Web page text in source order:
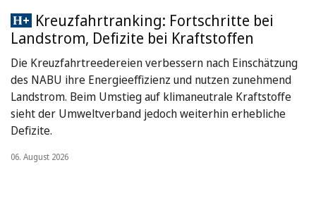
Kreuzfahrtranking: Fortschritte bei
Landstrom, Defizite bei Kraftstoffen
Die Kreuzfahrtreedereien verbessern nach Einschätzung
des NABU ihre Energieeffizienz und nutzen zunehmend
Landstrom. Beim Umstieg auf klimaneutrale Kraftstoffe
sieht der Umweltverband jedoch weiterhin erhebliche
Defizite.
06. August 2026